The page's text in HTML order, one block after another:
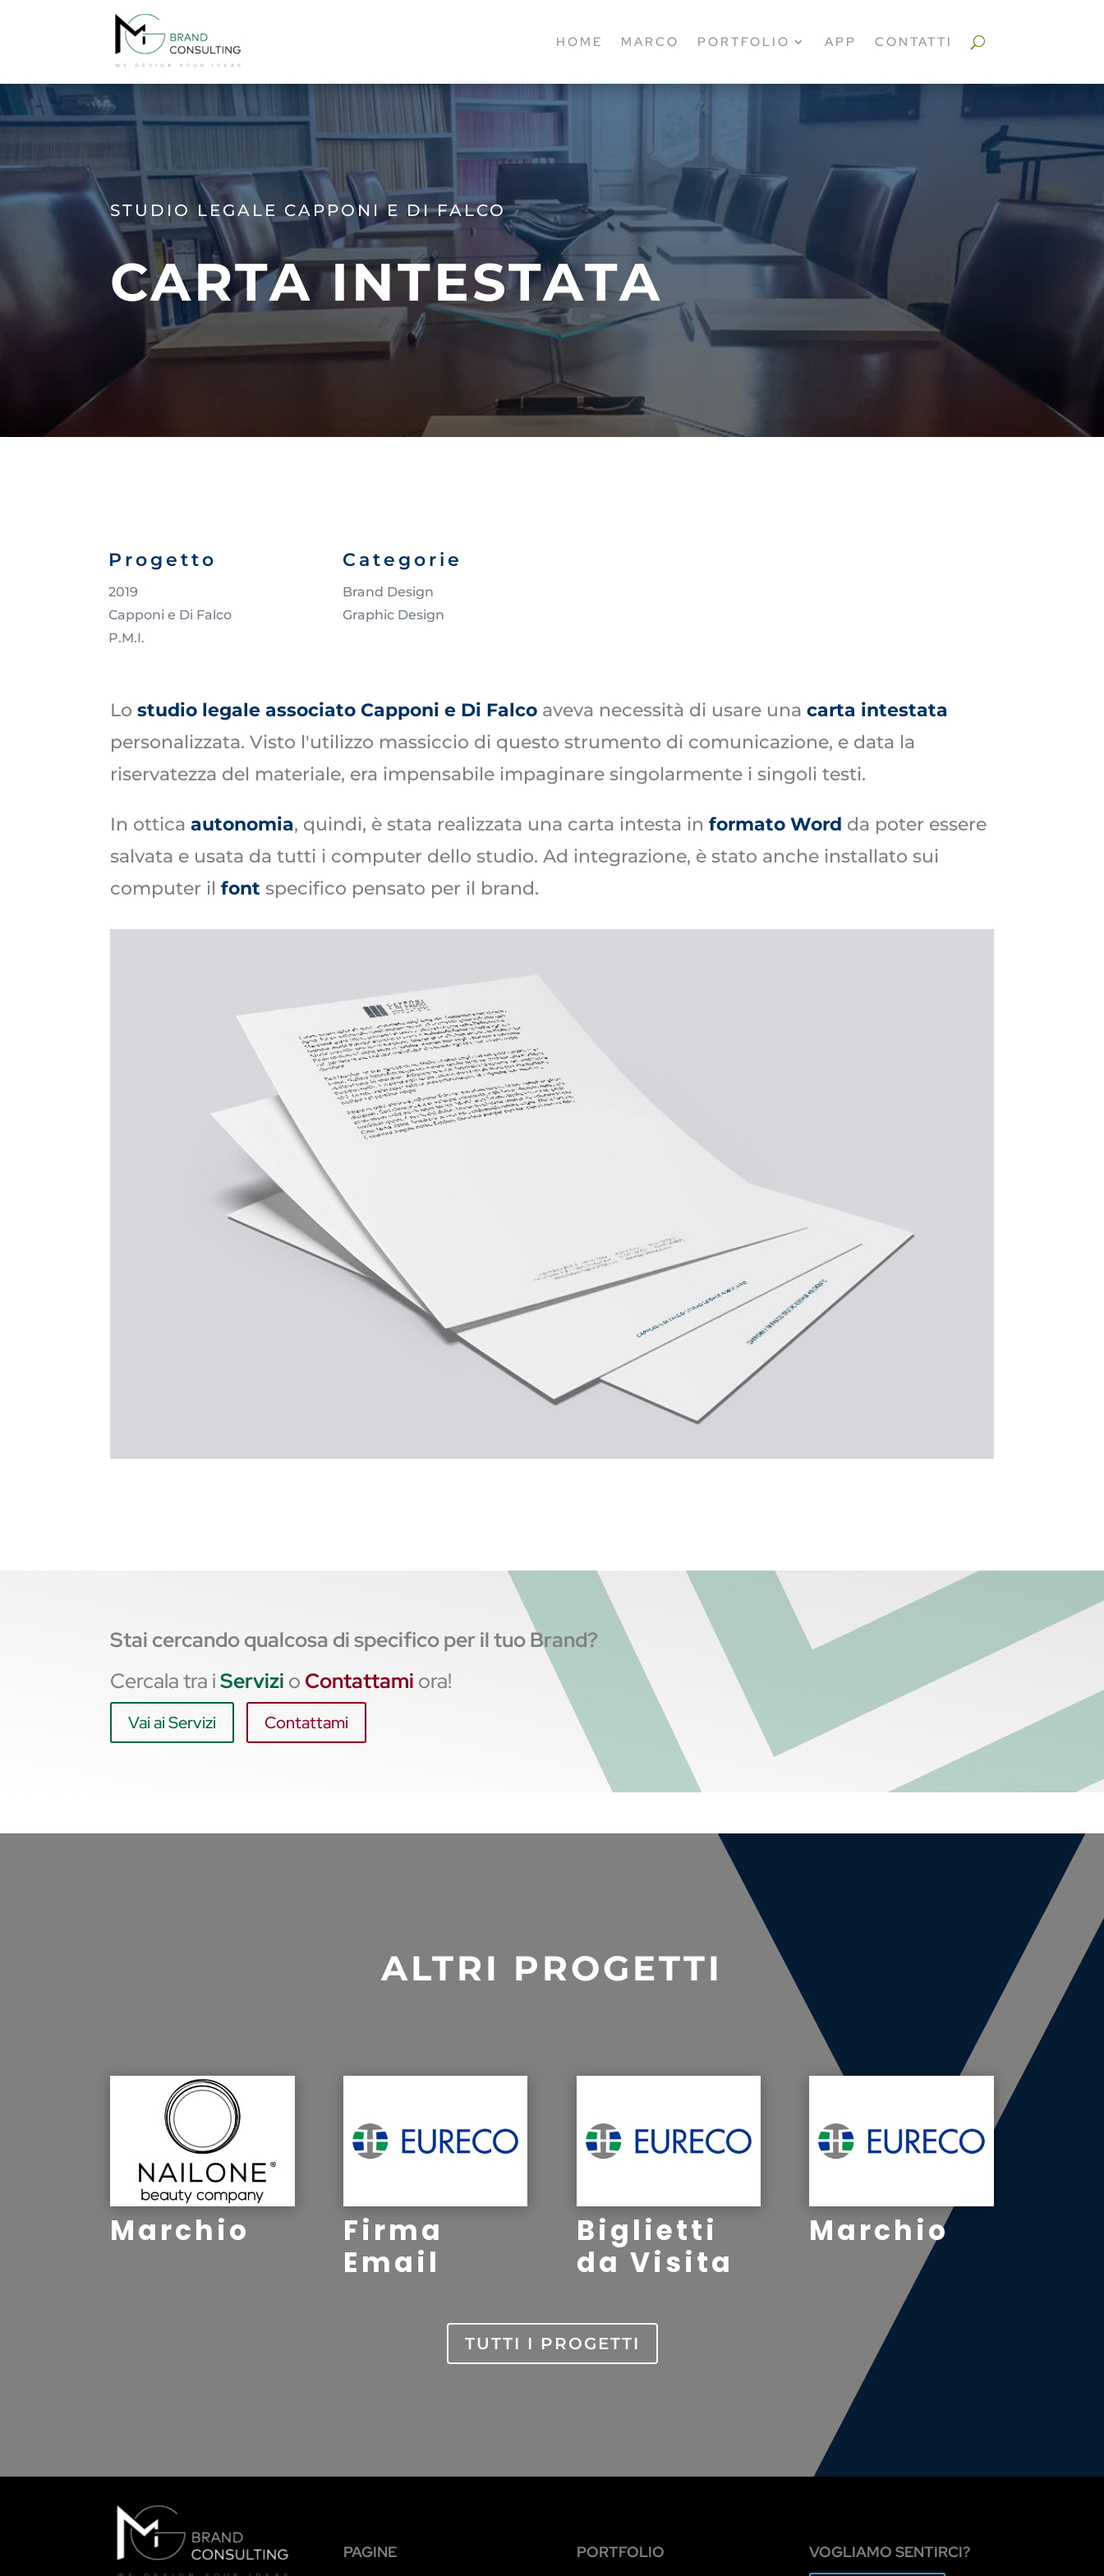
HOME MARCO PORTFOLIO APP CONTATTI
STUDIO LEGALE CAPPONI E DI FALCO
CARTA INTESTATA
Progetto
2019
Capponi e Di Falco
P.M.I.
Categorie
Brand Design
Graphic Design
Lostudio legale associato Capponi e Di Falco aveva necessità di usare unacarta intestata
personalizzata. Visto l'utilizzo massiccio di questo strumento di comunicazione, e data la
riservatezza del materiale, era impensabile impaginare singolarmente i singoli testi.
In otticaautonomia, quindi, è stata realizzata una carta intesta informato Word da poter essere
salvata e usata da tutti i computer dello studio. Ad integrazione, è stato anche installato sui
computer ilfont specifico pensato per il brand.
Stai cercando qualcosa di specifico per il tuo Brand?
Cercala tra iServizi o Contattami ora!
Vai ai Servizi Contattami
ALTRI PROGETTI
Marchio
Firma
Email
Biglietti
da Visita
Marchio
TUTTI I PROGETTI
PAGINE
PORTFOLIO
VOGLIAMO SENTIRCI?